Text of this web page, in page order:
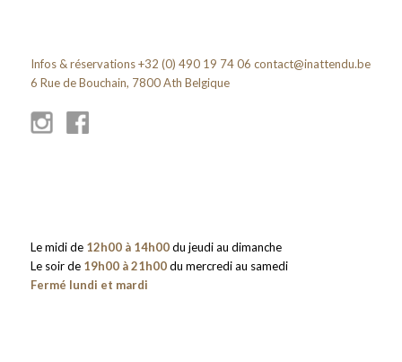
Infos & réservations +32 (0) 490 19 74 06 contact@inattendu.be
6 Rue de Bouchain, 7800 Ath Belgique
Le midi de 12h00 à 14h00du jeudi au dimanche
Le soir de 19h00 à 21h00du mercredi au samedi
Fermé lundi et mardi